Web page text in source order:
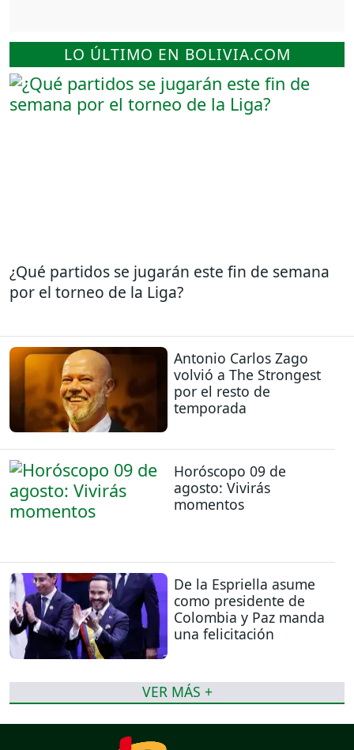
LO ÚLTIMO EN BOLIVIA.COM
¿Qué partidos se jugarán este fin de semana
por el torneo de la Liga?
Antonio Carlos Zago
volvió a The Strongest
por el resto de
temporada
Horóscopo 09 de
agosto: Vivirás
momentos
De la Espriella asume
como presidente de
Colombia y Paz manda
una felicitación
VER MÁS +